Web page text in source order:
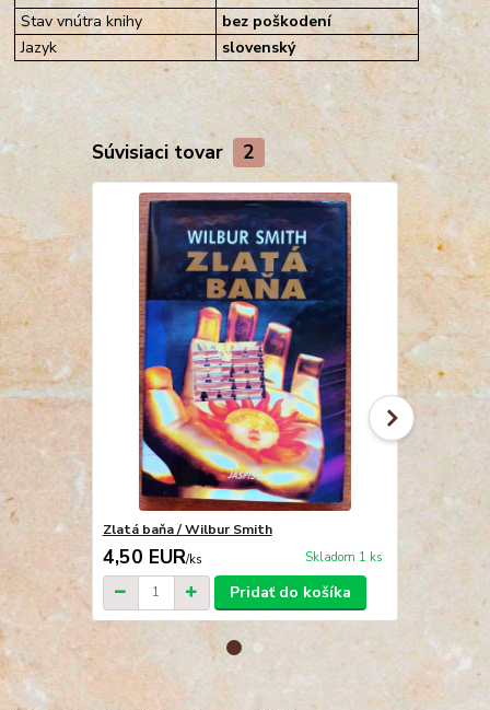
Stav vnútra knihy
bez poškodení
Jazyk
slovenský
Súvisiaci tovar 2
Zlatá baňa / Wilbur Smith
4,50 EUR/ks Skladom 1 ks
Pridať do košíka